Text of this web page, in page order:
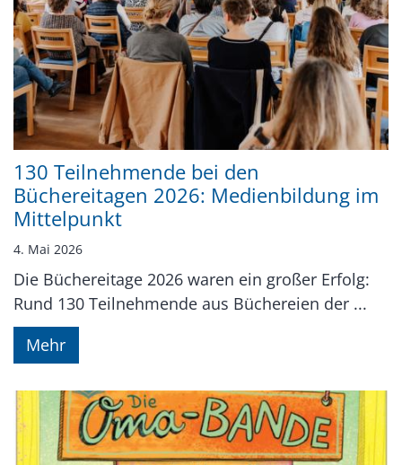
130 Teilnehmende bei den
Büchereitagen 2026: Medienbildung im
Mittelpunkt
4. Mai 2026
Die Büchereitage 2026 waren ein großer Erfolg:
Rund 130 Teilnehmende aus Büchereien der ...
Mehr